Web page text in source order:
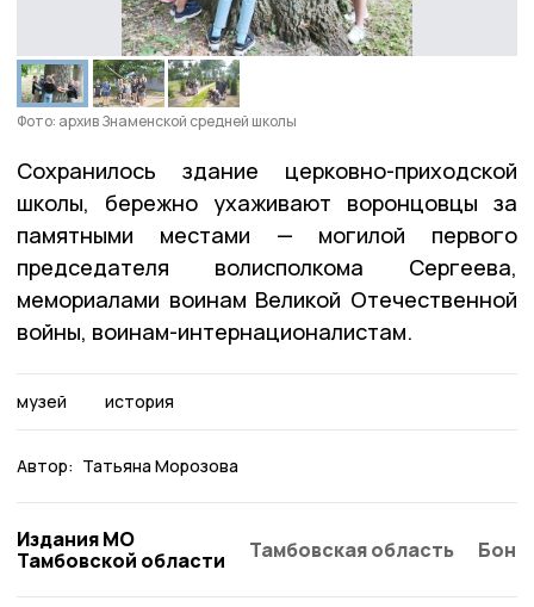
Фото: архив Знаменской средней школы
Сохранилось здание церковно-приходской
школы, бережно ухаживают воронцовцы за
памятными местами — могилой первого
председателя волисполкома Сергеева,
мемориалами воинам Великой Отечественной
войны, воинам-интернационалистам.
музей история
Автор: Татьяна Морозова
Издания МО
Тамбовской области
Тамбовская область